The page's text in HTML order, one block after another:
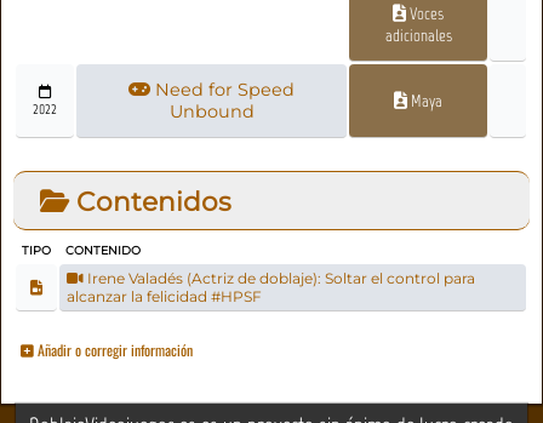
Voces
adicionales
2022
Need for Speed
Unbound
Maya
Contenidos
TIPO CONTENIDO
Irene Valadés (Actriz de doblaje): Soltar el control para
alcanzar la felicidad #HPSF
Añadir o corregir información